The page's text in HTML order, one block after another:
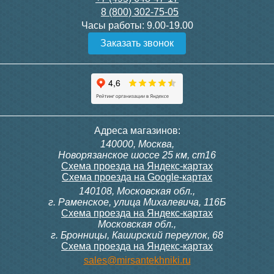
Конвектор ITT.080.200.1300
с решеткой GRILL.SGW-20-
Конвектор ITT.080.200.1000
с решеткой GRILL.SGW-20-
Конвектор ITT.080.200.1000
с решеткой GRILL.SGW-20-
Конвектор ITT.080.200.900 с
решеткой GRILL.SGA-20-
Подробнее Подробнее
3 950
11, 230В (механ.)
6 000
8 (800) 302-75-05
Часы работы: 9.00-19.00
Заказать звонок
Адреса магазинов:
140000, Москва,
Новорязанское шоссе 25 км, ст16
Схема проезда на Яндекс-картах
Схема проезда на Google-картах
140108, Московская обл.,
г. Раменское, улица Михалевича, 116Б
Схема проезда на Яндекс-картах
Московская обл.,
г. Бронницы, Каширский переулок, 68
Схема проезда на Яндекс-картах
sales@mirsantekhniki.ru